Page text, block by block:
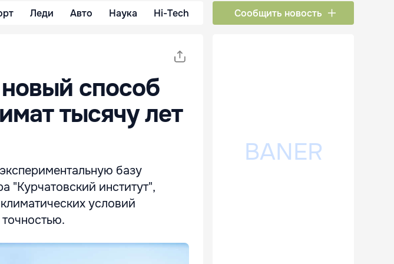
Леди Авто Наука Hi-Tech Сообщить новость
способ
тысячу лет
базу
"Курчатовский институт",
условий